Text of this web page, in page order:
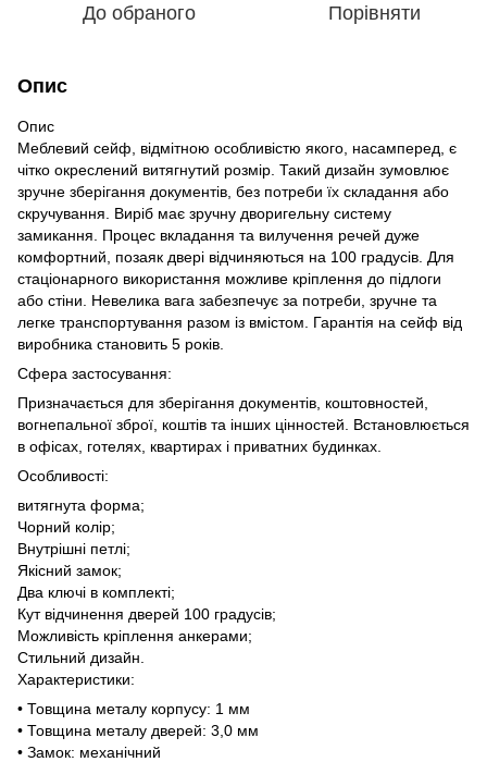
До обраного Порівняти
Опис
Опис
Меблевий сейф, відмітною особливістю якого, насамперед, є
чітко окреслений витягнутий розмір. Такий дизайн зумовлює
зручне зберігання документів, без потреби їх складання або
скручування. Виріб має зручну дворигельну систему
замикання. Процес вкладання та вилучення речей дуже
комфортний, позаяк двері відчиняються на 100 градусів. Для
стаціонарного використання можливе кріплення до підлоги
або стіни. Невелика вага забезпечує за потреби, зручне та
легке транспортування разом із вмістом. Гарантія на сейф від
виробника становить 5 років.
Сфера застосування:
Призначається для зберігання документів, коштовностей,
вогнепальної зброї, коштів та інших цінностей. Встановлюється
в офісах, готелях, квартирах і приватних будинках.
Особливості:
витягнута форма;
Чорний колір;
Внутрішні петлі;
Якісний замок;
Два ключі в комплекті;
Кут відчинення дверей 100 градусів;
Можливість кріплення анкерами;
Стильний дизайн.
Характеристики:
• Товщина металу корпусу: 1 мм
• Товщина металу дверей: 3,0 мм
• Замок: механічний